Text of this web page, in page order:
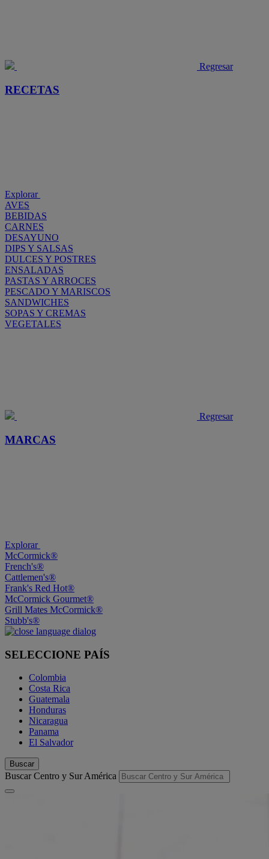
Regresar
RECETAS
Explorar
AVES
BEBIDAS
CARNES
DESAYUNO
DIPS Y SALSAS
DULCES Y POSTRES
ENSALADAS
PASTAS Y ARROCES
PESCADO Y MARISCOS
SANDWICHES
SOPAS Y CREMAS
VEGETALES
Regresar
MARCAS
Explorar
McCormick®
French's®
Cattlemen's®
Frank's Red Hot®
McCormick Gourmet®
Grill Mates McCormick®
Stubb's®
SELECCIONE PAÍS
Colombia
Costa Rica
Guatemala
Honduras
Nicaragua
Panama
El Salvador
Buscar
Buscar Centro y Sur América